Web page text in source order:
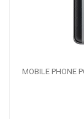
MOBILE PHONE